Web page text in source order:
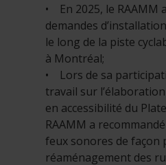
• En 2025, le RAAMM
demandes
le long de la piste
à Montréal;
• Lors de sa
travail sur
en accessibilité du
RAAMM a
feux sonores de façon
réaménagement des